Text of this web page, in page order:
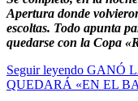
Apertura donde
escoltas. Todo apunta
quedarse con la Copa
Seguir leyendo GANÓ
QUEDARÁ «EN EL